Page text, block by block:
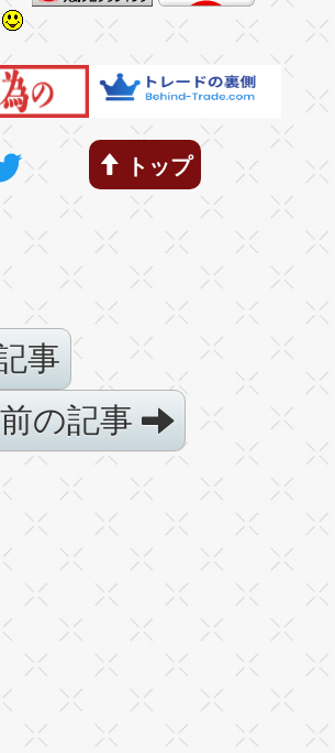
トップ
事
前の記事